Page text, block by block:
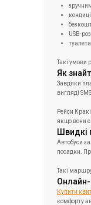
USB-
Такі умови
Як
Завдяки
вигляді
Рейси
якщо вони є.
Швидкі
Автобуси
посадки.
Такі
Купити
комфорту